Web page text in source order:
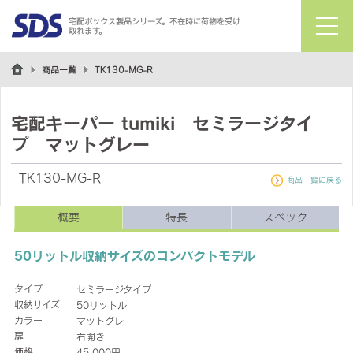
宅配ボックス製品シリーズ。不在時に荷物を受け
取れます。
menu
商品一覧 TK130-MG-R
宅配キーパー tumiki セミラージタイ
プ マットグレー
TK130-MG-R 商品一覧に戻る
概要 特長 スペック
50リットル収納サイズのコンパクトモデル
タイプ
セミラージタイプ
収納サイズ
50リットル
カラー
マットグレー
扉
右開き